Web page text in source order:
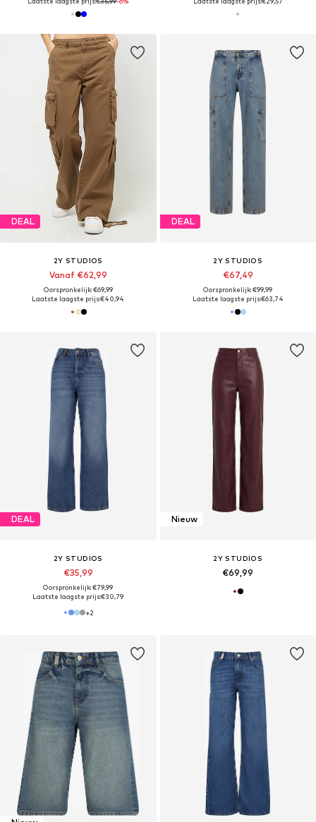
DEAL
2Y STUDIOS
Vanaf €62,99
Oorspronkelijk: €69,99
Laatste laagste prijs:€40,94
DEAL
2Y STUDIOS
€67,49
Oorspronkelijk: €99,99
Laatste laagste prijs:€63,74
DEAL
2Y STUDIOS
€35,99
Oorspronkelijk: €79,99
Laatste laagste prijs:€30,79
+2
Nieuw
2Y STUDIOS
€69,99